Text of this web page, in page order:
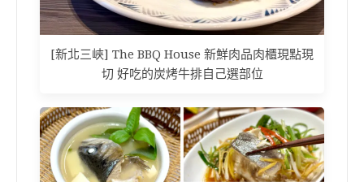
[新北三峽] The BBQ House 新鮮肉品肉櫃現點現
切 好吃的炭烤牛排自己選部位